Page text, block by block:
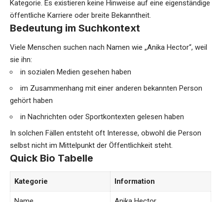
Kategorie. Es existieren keine Hinweise auf eine eigenständige
öffentliche Karriere oder breite Bekanntheit.
Bedeutung im Suchkontext
Viele Menschen suchen nach Namen wie „Anika Hector“, weil
sie ihn:
in sozialen Medien gesehen haben
im Zusammenhang mit einer anderen bekannten Person
gehört haben
in Nachrichten oder Sportkontexten gelesen haben
In solchen Fällen entsteht oft Interesse, obwohl die Person
selbst nicht im Mittelpunkt der Öffentlichkeit steht.
Quick Bio Tabelle
Kategorie Information